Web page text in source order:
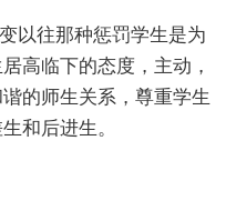
以往那种惩罚学生是为
高临下的态度，主动，
的师生关系，尊重学生
和后进生。